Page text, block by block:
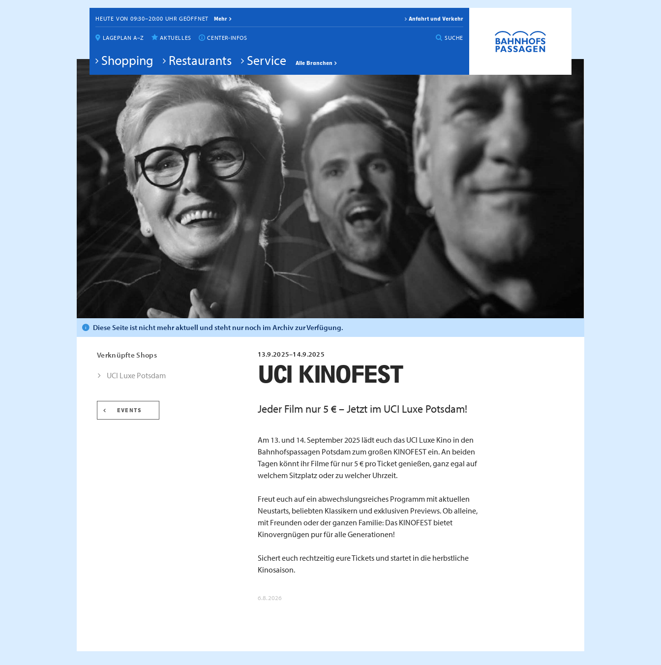
HEUTE VON 09:30–20:00 UHR GEÖFFNET Mehr Anfahrt und Verkehr
LAGEPLAN A–Z AKTUELLES CENTER-INFOS SUCHE
Shopping Restaurants Service Alle Branchen
Diese Seite ist nicht mehr aktuell und steht nur noch im Archiv zur Verfügung.
13.9.2025–14.9.2025
UCI KINOFEST
Jeder Film nur 5 € – Jetzt im UCI Luxe Potsdam!
Am 13. und 14. September 2025 lädt euch das UCI Luxe Kino in den
Bahnhofspassagen Potsdam zum großen KINOFEST ein. An beiden
Tagen könnt ihr Filme für nur 5 € pro Ticket genießen, ganz egal auf
welchem Sitzplatz oder zu welcher Uhrzeit.
Freut euch auf ein abwechslungsreiches Programm mit aktuellen
Neustarts, beliebten Klassikern und exklusiven Previews. Ob alleine,
mit Freunden oder der ganzen Familie: Das KINOFEST bietet
Kinovergnügen pur für alle Generationen!
Sichert euch rechtzeitig eure Tickets und startet in die herbstliche
Kinosaison.
6.8.2026
Verknüpfte Shops
UCI Luxe Potsdam
EVENTS